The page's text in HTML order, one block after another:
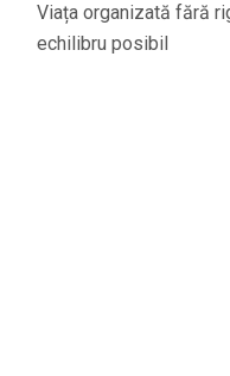
Viața organizată fără
echilibru posibil